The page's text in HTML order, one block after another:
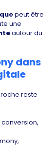
peut être
une
autour du
dans
reste